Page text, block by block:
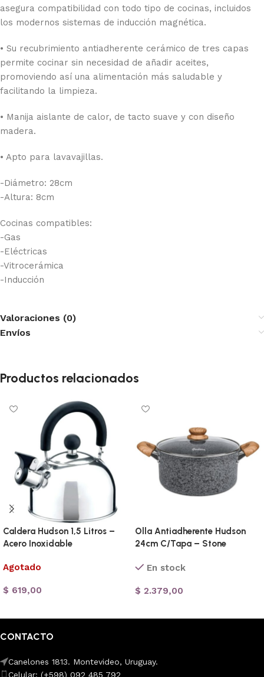
asegura compatibilidad con todo tipo de cocinas, incluidos
los modernos sistemas de inducción magnética.
• Su recubrimiento antiadherente cerámico de tres capas
permite cocinar sin necesidad de añadir aceites,
promoviendo así una alimentación más saludable y
facilitando la limpieza.
• Manija aislante de calor, de tacto suave y con diseño
madera.
• Apto para lavavajillas.
-Diámetro: 28cm
-Altura: 8cm
Cocinas compatibles:
-Gas
-Eléctricas
-Vitrocerámica
-Inducción
Valoraciones (0)
Envíos
Productos relacionados
Caldera Hudson 1,5 Litros –
Acero Inoxidable
Agotado
$ 619,00
Olla Antiadherente Hudson
24cm C/Tapa – Stone
En stock
$ 2.379,00
CONTACTO
Canelones 1813. Montevideo, Uruguay.
Celular: (+598) 092 485 792